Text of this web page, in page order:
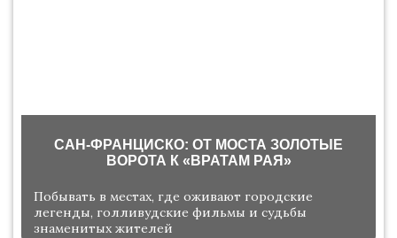
САН-ФРАНЦИСКО: ОТ МОСТА ЗОЛОТЫЕ
ВОРОТА К «ВРАТАМ РАЯ»
Побывать в местах, где оживают городские
легенды, голливудские фильмы и судьбы
знаменитых жителей